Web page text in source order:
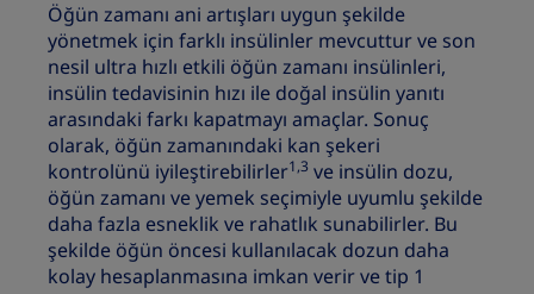
Öğün zamanı ani artışları uygun şekilde
yönetmek için farklı insülinler mevcuttur ve son
nesil ultra hızlı etkili öğün zamanı insülinleri,
insülin tedavisinin hızı ile doğal insülin yanıtı
arasındaki farkı kapatmayı amaçlar. Sonuç
olarak, öğün zamanındaki kan şekeri
kontrolünü iyileştirebilirler1,3 ve insülin dozu,
öğün zamanı ve yemek seçimiyle uyumlu şekilde
daha fazla esneklik ve rahatlık sunabilirler. Bu
şekilde öğün öncesi kullanılacak dozun daha
kolay hesaplanmasına imkan verir ve tip 1